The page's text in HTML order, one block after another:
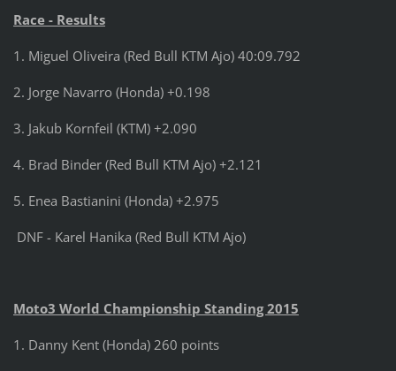
Race - Results
1. Miguel Oliveira (Red Bull KTM Ajo) 40:09.792
2. Jorge Navarro (Honda) +0.198
3. Jakub Kornfeil (KTM) +2.090
4. Brad Binder (Red Bull KTM Ajo) +2.121
5. Enea Bastianini (Honda) +2.975
DNF - Karel Hanika (Red Bull KTM Ajo)
Moto3 World Championship Standing 2015
1. Danny Kent (Honda) 260 points